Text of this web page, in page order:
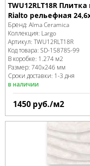
TWU12RLT18R
Rialto рельефная
Бренд: Alma Ceramica
Коллекция: Largo
Артикул: TWU12RLT18R
Код товара: SD-158785-99
В коробке: 1.274 м2
Размер: 740x246 мм
Сроки доставки: 1-3 дня
в наличии
1450 руб./м2